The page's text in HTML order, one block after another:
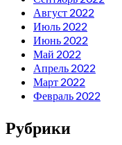
Август 2022
Июль 2022
Июнь 2022
Май 2022
Апрель 2022
Март 2022
Февраль 2022
Рубрики